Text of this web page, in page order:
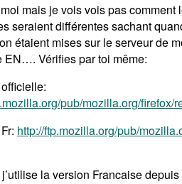
mais je vois vois pas
seraient différentes sachant
étaient mises sur le serveur de
EN…. Vérifies par toi même:
pub/mozilla.org/
http://ftp.mozilla.org/pub/
la version Francaise